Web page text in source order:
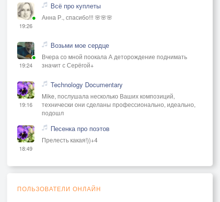
19:26
Всё про куплеты
Анна Р., спасибо!!! 🌸🌸🌸
19:24
Возьми мое сердце
Вчера со мной поокала А деторождение поднимать
значит с Серёгой+
19:16
Technology Documentary
Mike, послушала несколько Ваших композиций,
технически они сделаны профессионально, идеально,
подошл
18:49
Песенка про поэтов
Прелесть какая!))+4
ПОЛЬЗОВАТЕЛИ ОНЛАЙН